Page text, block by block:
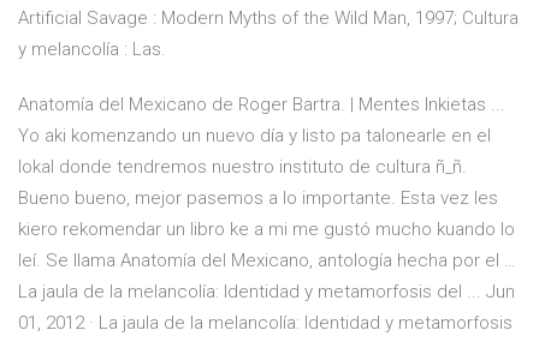
Artificial Savage : Modern Myths of the Wild Man, 1997; Cultura
y melancolía : Las.
Anatomía del Mexicano de Roger Bartra. | Mentes Inkietas ...
Yo aki komenzando un nuevo día y listo pa talonearle en el
lokal donde tendremos nuestro instituto de cultura ñ_ñ.
Bueno bueno, mejor pasemos a lo importante. Esta vez les
kiero rekomendar un libro ke a mi me gustó mucho kuando lo
leí. Se llama Anatomía del Mexicano, antología hecha por el …
La jaula de la melancolía: Identidad y metamorfosis del ... Jun
01, 2012 · La jaula de la melancolía: Identidad y metamorfosis